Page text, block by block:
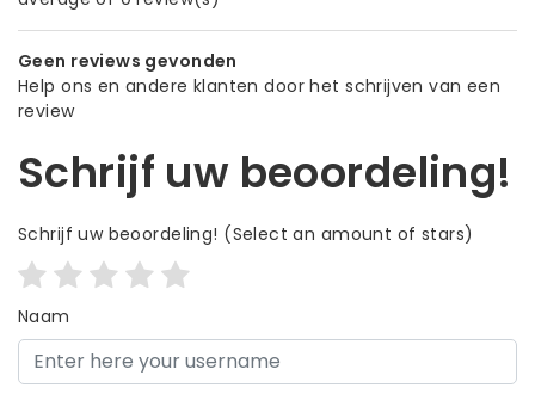
Geen reviews gevonden
Help ons en andere klanten door het schrijven van een
review
Schrijf uw beoordeling!
Schrijf uw beoordeling! (Select an amount of stars)
Naam